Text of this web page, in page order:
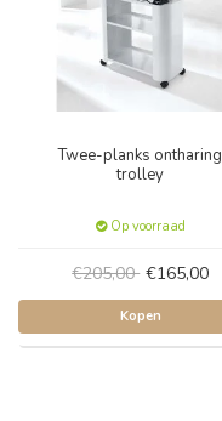
Twee-planks ontharing
trolley
Op voorraad
€205,00 €165,00
Kopen